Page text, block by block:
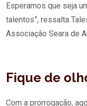
Esperamos que seja
talentos”, ressalta
Associação Seara de
Fique de
Com a prorrogação,